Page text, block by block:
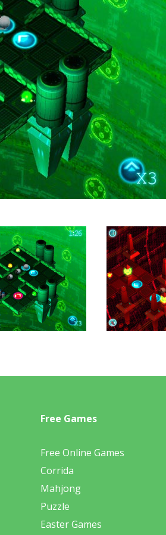
Free Games
Free Online Games
Corrida
Mahjong
Puzzle
Easter Games